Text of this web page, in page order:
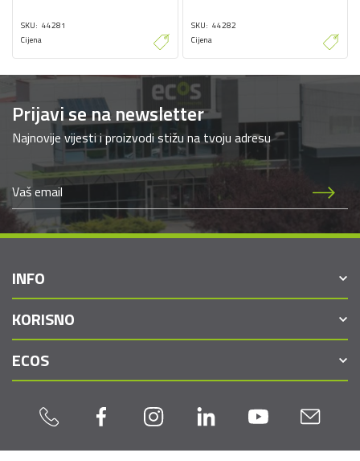
SKU 44281
Cijena
SKU 44282
Cijena
Prijavi se na newsletter
Najnovije vijesti i proizvodi stižu na tvoju adresu
INFO
KORISNO
ECOS